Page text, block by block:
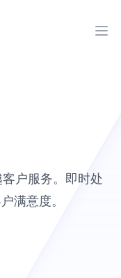
户服务。即时处
满意度。